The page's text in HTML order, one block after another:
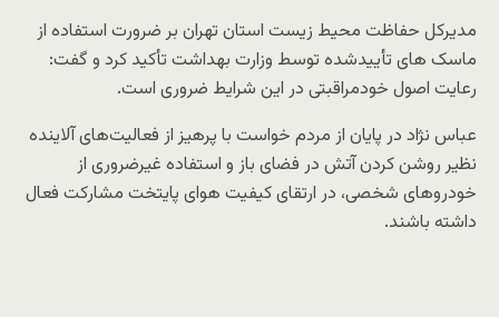
مدیرکل حفاظت محیط ‌زیست استان تهران بر ضرورت استفاده از
ماسک‌ های تأییدشده توسط وزارت بهداشت تأکید کرد و گفت:
رعایت اصول خودمراقبتی در این شرایط ضروری است.
عباس ‌نژاد در پایان از مردم خواست با پرهیز از فعالیت‌های آلاینده
نظیر روشن کردن آتش در فضای باز و استفاده غیرضروری از
خودروهای شخصی، در ارتقای کیفیت هوای پایتخت مشارکت فعال
داشته باشند.